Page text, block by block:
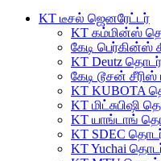
KT டீசல் ஜெனரேட்டர்
KT கம்மின்ஸ்
கேடி பெர்கின்ஸ்
KT Deutz
கேடி டூசன்
KT KUBOTA
KT மிட்சுபிஷி
KT யாங்டாங்
KT SDEC
KT Yuchai